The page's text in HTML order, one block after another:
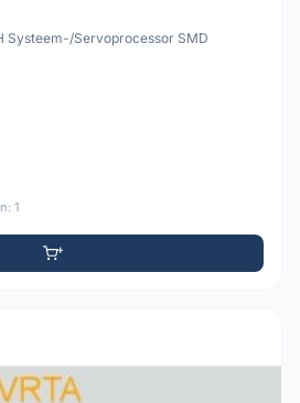
Systeem-/Servoprocessor SMD
1